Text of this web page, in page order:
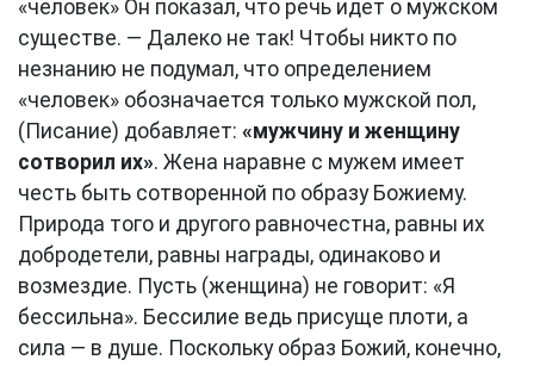
«человек» Он показал, что речь идет о мужском
существе. — Далеко не так! Чтобы никто по
незнанию не подумал, что определением
«человек» обозначается только мужской пол,
(Писание) добавляет: «мужчину и женщину
сотворил их». Жена наравне с мужем имеет
честь быть сотворенной по образу Божиему.
Природа того и другого равночестна, равны их
добродетели, равны награды, одинаково и
возмездие. Пусть (женщина) не говорит: «Я
бессильна». Бессилие ведь присуще плоти, а
сила — в душе. Поскольку образ Божий, конечно,